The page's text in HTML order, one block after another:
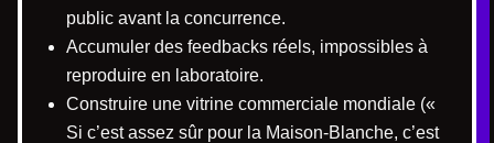
public avant la concurrence.
Accumuler des feedbacks réels, impossibles à
reproduire en laboratoire.
Construire une vitrine commerciale mondiale («
Si c’est assez sûr pour la Maison-Blanche, c’est